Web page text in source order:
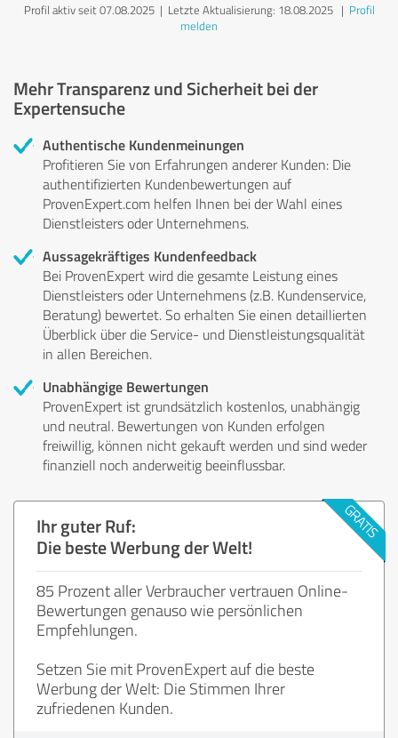
Profil aktiv seit 07.08.2025 | Letzte Aktualisierung: 18.08.2025| Profil
melden
Mehr Transparenz und Sicherheit bei der
Expertensuche
Authentische Kundenmeinungen
Profitieren Sie von Erfahrungen anderer Kunden: Die
authentifizierten Kundenbewertungen auf
ProvenExpert.com helfen Ihnen bei der Wahl eines
Dienstleisters oder Unternehmens.
Aussagekräftiges Kundenfeedback
Bei ProvenExpert wird die gesamte Leistung eines
Dienstleisters oder Unternehmens (z.B. Kundenservice,
Beratung) bewertet. So erhalten Sie einen detaillierten
Überblick über die Service- und Dienstleistungsqualität
in allen Bereichen.
Unabhängige Bewertungen
ProvenExpert ist grundsätzlich kostenlos, unabhängig
und neutral. Bewertungen von Kunden erfolgen
freiwillig, können nicht gekauft werden und sind weder
finanziell noch anderweitig beeinflussbar.
Ihr guter Ruf:
Die beste Werbung der Welt!
85 Prozent aller Verbraucher vertrauen Online-
Bewertungen genauso wie persönlichen
Empfehlungen.
Setzen Sie mit ProvenExpert auf die beste
Werbung der Welt: Die Stimmen Ihrer
zufriedenen Kunden.